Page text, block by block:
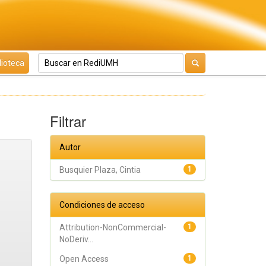
Filtrar
Autor
1
Busquier Plaza, Cintia
Condiciones de acceso
1
Attribution-NonCommercial-
NoDeriv...
1
Open Access